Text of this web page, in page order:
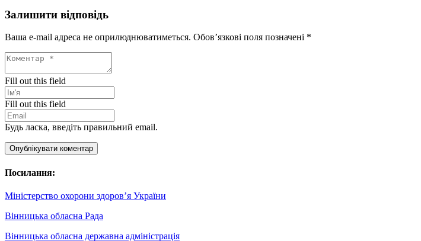
Залишити відповідь
Ваша e-mail адреса не оприлюднюватиметься. Обов’язкові поля позначені *
Fill out this field
Fill out this field
Будь ласка, введіть правильний email.
Опублікувати коментар
Посилання:
Міністерство охорони здоров’я України
Вінницька обласна Рада
Вінницька обласна державна адміністрація